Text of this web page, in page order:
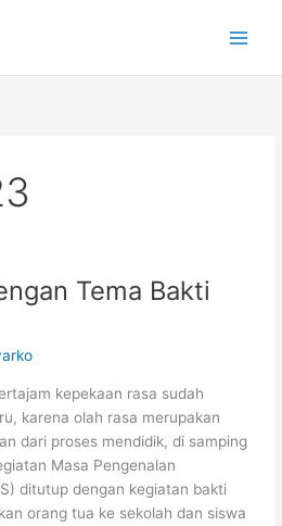
Tema Bakti
kepekaan rasa sudah
karena olah rasa merupakan
dari proses mendidik, di samping
Masa Pengenalan
ditutup dengan kegiatan bakti
orang tua ke sekolah dan siswa